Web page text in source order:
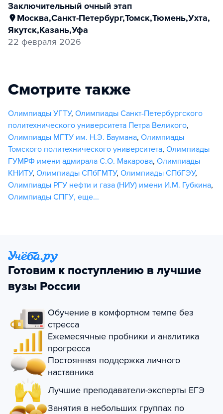
заключительный очный этап
Москва,Санкт-Петербург,Томск,Тюмень,Ухта,
Якутск,Казань,Уфа
22 февраля 2026
Смотрите также
Олимпиады УГТУ, Олимпиады Санкт-Петербургского
политехнического университета Петра Великого,
Олимпиады МГТУ им. Н.Э. Баумана, Олимпиады
Томского политехнического университета, Олимпиады
ГУМРФ имени адмирала С.О. Макарова, Олимпиады
КНИТУ, Олимпиады СПбГМТУ, Олимпиады СПбГЭУ,
Олимпиады РГУ нефти и газа (НИУ) имени И.М. Губкина,
Олимпиады СПГУ, еще...
Готовим к поступлению в лучшие
вузы России
Обучение в комфортном темпе без
стресса
Ежемесячные пробники и аналитика
прогресса
Постоянная поддержка личного
наставника
Лучшие преподаватели-эксперты ЕГЭ
Занятия в небольших группах по